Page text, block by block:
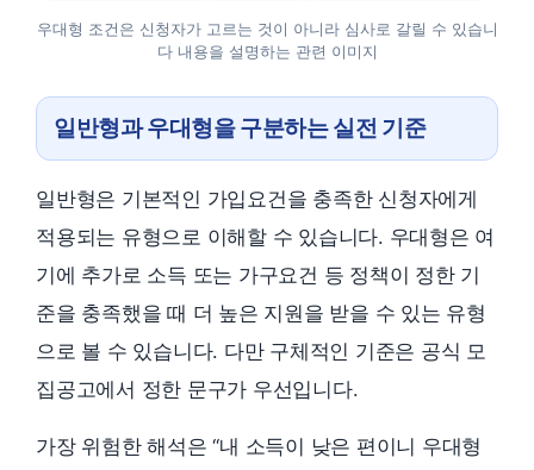
우대형 조건은 신청자가 고르는 것이 아니라 심사로 갈릴 수 있습니
다 내용을 설명하는 관련 이미지
일반형과 우대형을 구분하는 실전 기준
일반형은 기본적인 가입요건을 충족한 신청자에게
적용되는 유형으로 이해할 수 있습니다. 우대형은 여
기에 추가로 소득 또는 가구요건 등 정책이 정한 기
준을 충족했을 때 더 높은 지원을 받을 수 있는 유형
으로 볼 수 있습니다. 다만 구체적인 기준은 공식 모
집공고에서 정한 문구가 우선입니다.
가장 위험한 해석은 “내 소득이 낮은 편이니 우대형